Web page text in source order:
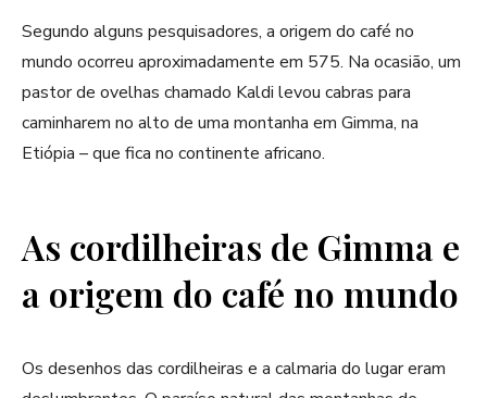
Segundo alguns pesquisadores, a origem do café no
mundo ocorreu aproximadamente em 575. Na ocasião, um
pastor de ovelhas chamado Kaldi levou cabras para
caminharem no alto de uma montanha em Gimma, na
Etiópia – que fica no continente africano.
As cordilheiras de Gimma e
a origem do café no mundo
Os desenhos das cordilheiras e a calmaria do lugar eram